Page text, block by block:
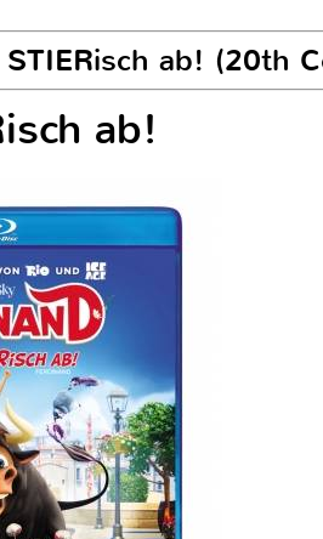
ab! (20th
ab!